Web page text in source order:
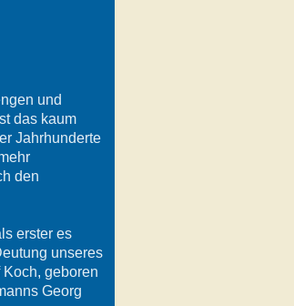
und
das kaum
Jahrhunderte
den
erster es
unseres
geboren
Georg